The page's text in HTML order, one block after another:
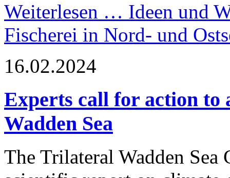
Weiterlesen … Ideen und
Fischerei in Nord- und
16.02.2024
Experts call for action to
Wadden Sea
The Trilateral Wadden Sea